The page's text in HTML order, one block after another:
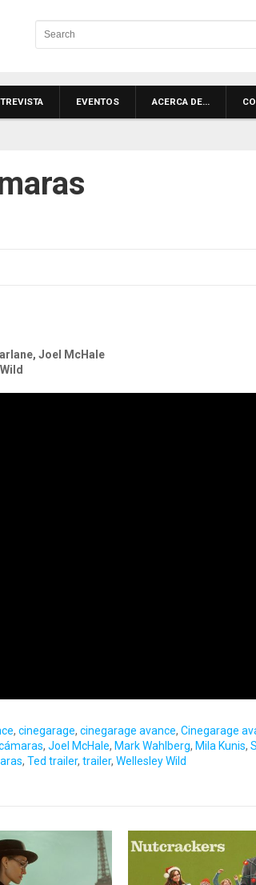
EVENTOS ACERCA DE…
Joel McHale
, cinegarage, cinegarage avance, Cinegarage
, Joel McHale, Mark Wahlberg, Mila Kunis,
, Ted trailer, trailer, Wellesley Wild